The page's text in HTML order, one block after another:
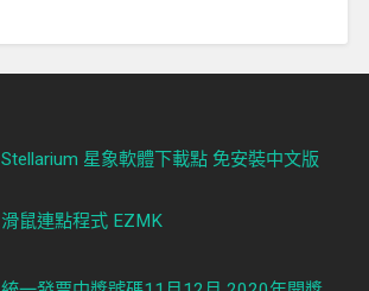
Stellarium 星象軟體下載點 免安裝中文版
滑鼠連點程式 EZMK